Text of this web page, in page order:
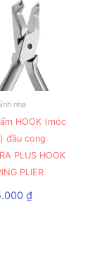
nha
HOOK (móc
đầu cong
PLUS HOOK
PLIER
₫